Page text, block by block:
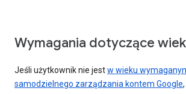
Wymagania dotyczące
Jeśli użytkownik nie jestw wieku
samodzielnego zarządzania kontem Google